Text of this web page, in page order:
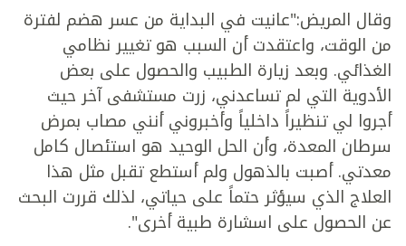
وقال المريض:"عانيت في البداية من عسر هضم لفترة
من الوقت، واعتقدت أن السبب هو تغيير نظامي
الغذائي. وبعد زيارة الطبيب والحصول على بعض
الأدوية التي لم تساعدني، زرت مستشفى آخر حيث
أجروا لي تنظيراً داخلياً وأخبروني أنني مصاب بمرض
سرطان المعدة، وأن الحل الوحيد هو استئصال كامل
معدتي. أصبت بالذهول ولم أستطع تقبل مثل هذا
العلاج الذي سيؤثر حتماً على حياتي، لذلك قررت البحث
عن الحصول على اسشارة طبية أخرى".